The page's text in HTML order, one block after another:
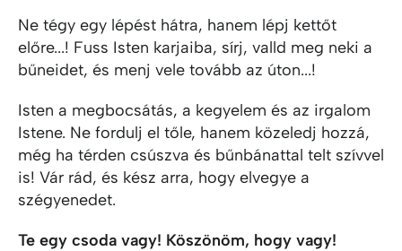
Ne tégy egy lépést hátra, hanem lépj kettőt
előre...! Fuss Isten karjaiba, sírj, valld meg neki a
bűneidet, és menj vele tovább az úton...!
Isten a megbocsátás, a kegyelem és az irgalom
Istene. Ne fordulj el tőle, hanem közeledj hozzá,
még ha térden csúszva és bűnbánattal telt szívvel
is! Vár rád, és kész arra, hogy elvegye a
szégyenedet.
Te egy csoda vagy! Köszönöm, hogy vagy!